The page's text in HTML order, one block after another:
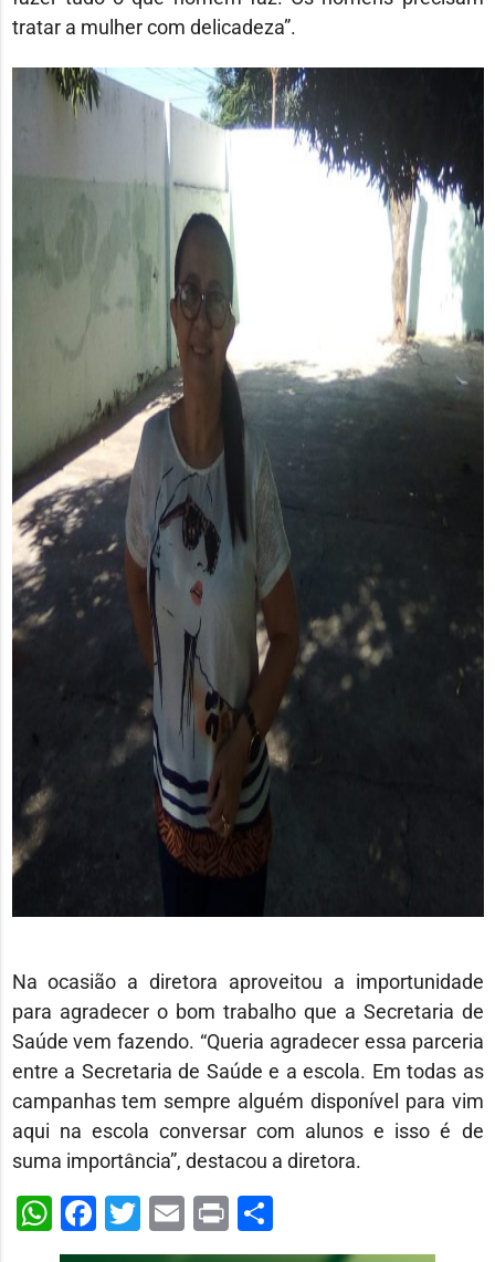
tratar a mulher com delicadeza”.
Na ocasião a diretora aproveitou a importunidade
para agradecer o bom trabalho que a Secretaria de
Saúde vem fazendo. “Queria agradecer essa parceria
entre a Secretaria de Saúde e a escola. Em todas as
campanhas tem sempre alguém disponível para vim
aqui na escola conversar com alunos e isso é de
suma importância”, destacou a diretora.
WhatsApp
Facebook
Twitter
Email
PrintShare